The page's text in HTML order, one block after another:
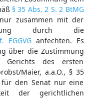
§ 35 Abs. 2 S. 2 BtMG
zusammen mit der
durch die
EGGVGanfechten. Es
über die Zustimmung
Gerichts des ersten
Maier, a.a.O., § 35
für den Senat nur eine
der gerichtlichen